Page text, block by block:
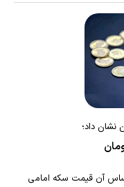
آن قیمت سکه امامی